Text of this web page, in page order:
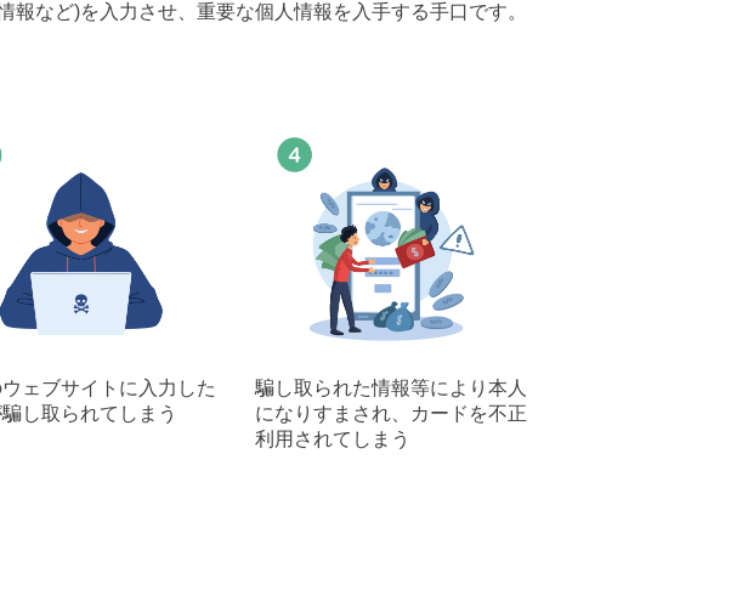
など)を入力させ、重要な個人情報を入手する手口です。
ェブサイトに入力した
し取られてしまう
騙し取られた情報等により本人
になりすまされ、カードを不正
利用されてしまう